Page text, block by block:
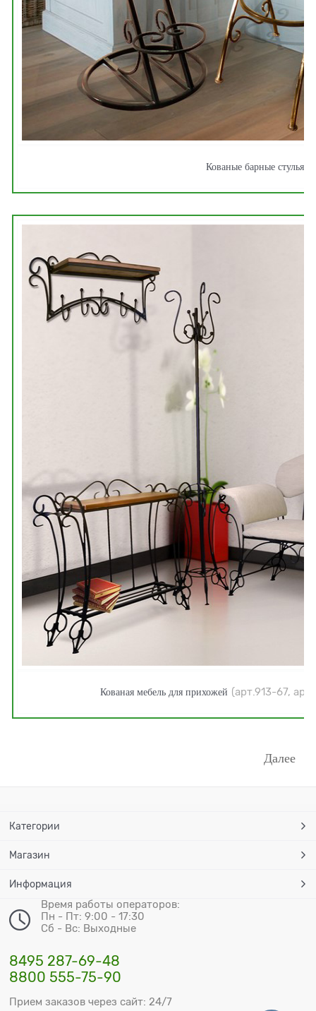
Кованые барные стулья
Кованая мебель для прихожей (арт.913-67, арт.
Далее
Категории
Магазин
Информация
Время работы операторов:
Пн - Пт: 9:00 - 17:30
Сб - Вс: Выходные
8495 287-69-48
8800 555-75-90
Прием заказов через сайт: 24/7